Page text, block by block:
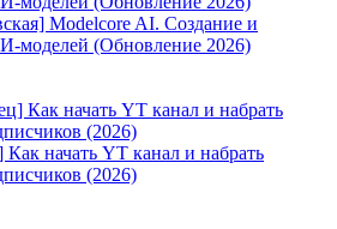
Modelcore AI. Создание и
моделей (Обновление 2026)
начать YT канал и набрать
(2026)